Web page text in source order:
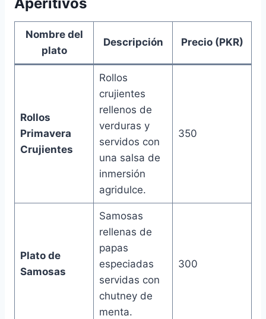
Nombre del
plato
Descripción Precio (PKR)
Rollos
Primavera
Crujientes
Rollos
crujientes
rellenos de
verduras y
servidos con
una salsa de
inmersión
agridulce.
350
Plato de
Samosas
Samosas
rellenas de
papas
especiadas
servidas con
chutney de
menta.
300